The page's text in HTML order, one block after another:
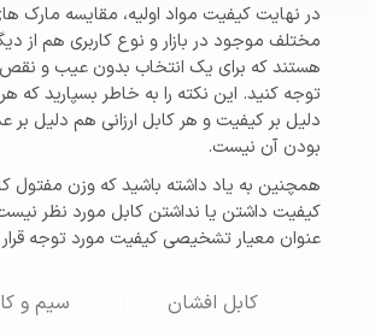
در نهایت کیفیت مواد اولیه، مقایسه مارک
مختلف موجود در بازار و نوع کاربری هم از
هستند که برای یک انتخاب بدون عیب و نقص
توجه کنید. این نکته را به خاطر بسپارید که
دلیل بر کیفیت و هر کابل ارزانی هم دلیل بر
بودن آن نیست.
همچنین به یاد داشته باشید که وزن مفتول
کیفیت داشتن یا نداشتن کابل مورد نظر
عنوان معیار تشخیصی کیفیت مورد توجه قرار
کابل افشان سیم و